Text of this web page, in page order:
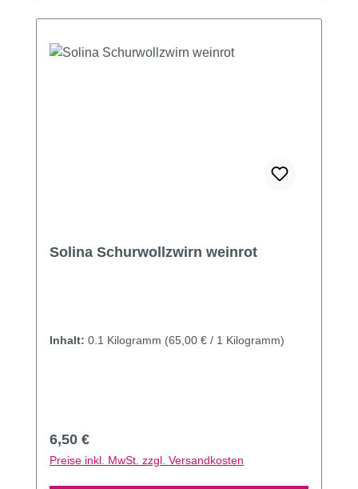
Solina Schurwollzwirn weinrot
Inhalt: 0.1 Kilogramm (65,00 € / 1 Kilogramm)
Regulärer Preis:
6,50 €
Preise inkl. MwSt. zzgl. Versandkosten